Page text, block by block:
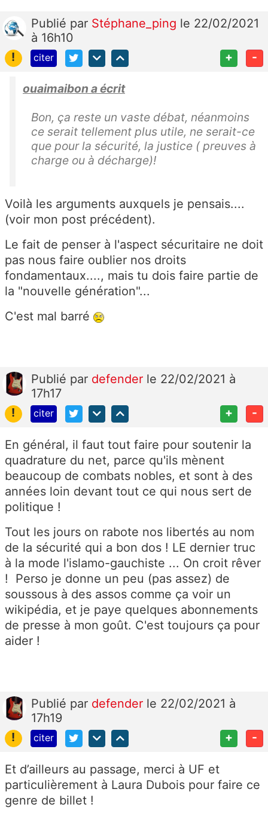
Publié par Stéphane_ping le 22/02/2021
à 16h10
!
citer + -
ouaimaibon a écrit
Bon, ça reste un vaste débat, néanmoins
ce serait tellement plus utile, ne serait-ce
que pour la sécurité, la justice ( preuves à
charge ou à décharge)!
Voilà les arguments auxquels je pensais....
(voir mon post précédent).
Le fait de penser à l'aspect sécuritaire ne doit
pas nous faire oublier nos droits
fondamentaux...., mais tu dois faire partie de
la "nouvelle génération"...
C'est mal barré
Publié par defender le 22/02/2021 à
17h17
!
citer + -
En général, il faut tout faire pour soutenir la
quadrature du net, parce qu'ils mènent
beaucoup de combats nobles, et sont à des
années loin devant tout ce qui nous sert de
politique !
Tout les jours on rabote nos libertés au nom
de la sécurité qui a bon dos ! LE dernier truc
à la mode l'islamo-gauchiste ... On croit rêver
! Perso je donne un peu (pas assez) de
soussous à des assos comme ça voir un
wikipédia, et je paye quelques abonnements
de presse à mon goût. C'est toujours ça pour
aider !
Publié par defender le 22/02/2021 à
17h19
!
citer + -
Et d’ailleurs au passage, merci à UF et
particulièrement à Laura Dubois pour faire ce
genre de billet !